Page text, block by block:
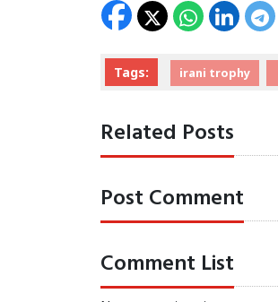
Tags: irani trophy
Related Posts
Post Comment
Comment List